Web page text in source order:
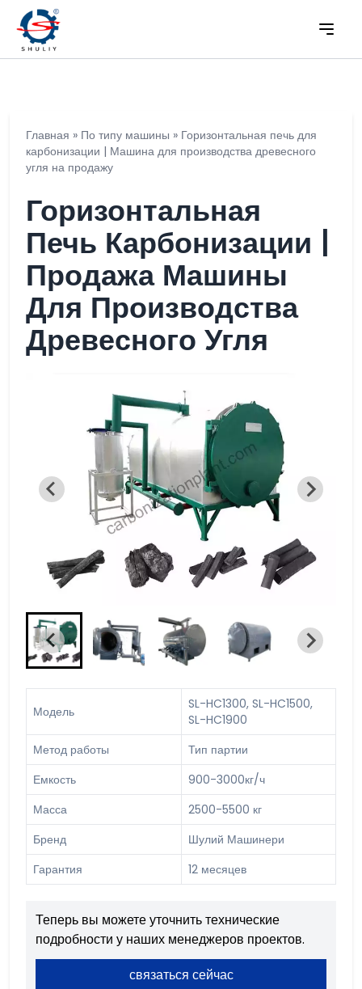
Главная » По типу машины » Горизонтальная печь для
карбонизации | Машина для производства древесного
угля на продажу
Горизонтальная
Печь Карбонизации |
Продажа Машины
Для Производства
Древесного Угля
Модель
SL-HC1300, SL-HC1500,
SL-HC1900
Метод работы
Тип партии
Емкость
900-3000кг/ч
Масса
2500-5500 кг
Бренд
Шулий Машинери
Гарантия
12 месяцев
Теперь вы можете уточнить технические
подробности у наших менеджеров проектов.
связаться сейчас